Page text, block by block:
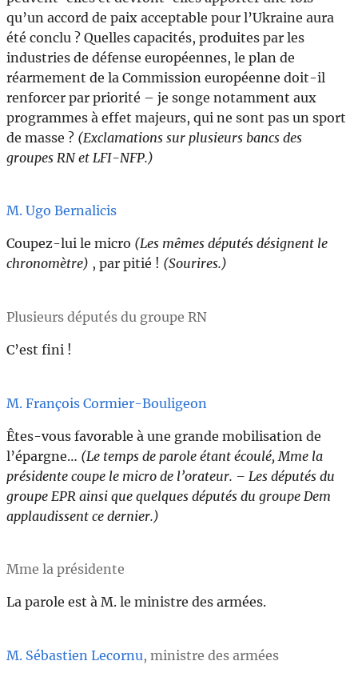
qu’un accord de paix acceptable pour l’Ukraine aura
été conclu ? Quelles capacités, produites par les
industries de défense européennes, le plan de
réarmement de la Commission européenne doit-il
renforcer par priorité – je songe notamment aux
programmes à effet majeurs, qui ne sont pas un sport
de masse ? (Exclamations sur plusieurs bancs des
groupes RN et LFI-NFP.)
M. Ugo Bernalicis
Coupez-lui le micro (Les mêmes députés désignent le
chronomètre) , par pitié ! (Sourires.)
Plusieurs députés du groupe RN
C’est fini !
M. François Cormier-Bouligeon
Êtes-vous favorable à une grande mobilisation de
l’épargne… (Le temps de parole étant écoulé, Mme la
présidente coupe le micro de l’orateur. – Les députés du
groupe EPR ainsi que quelques députés du groupe Dem
applaudissent ce dernier.)
Mme la présidente
La parole est à M. le ministre des armées.
M. Sébastien Lecornu, ministre des armées